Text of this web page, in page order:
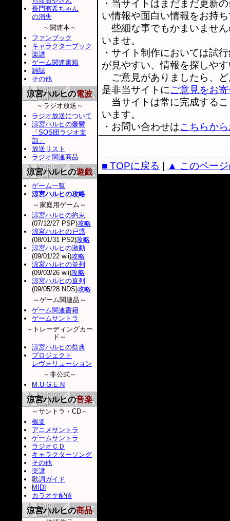
・当サイトはまだまだ更新
い情報や面白い情報をお持
些細な事でもかまいませ
いませ。
・サイト制作においては試
が見やすい、情報を探しや
ご意見がありましたら、
是非当サイトにご意見をお
当サイトは常に完成する
います。
・お問い合わせはこちらか
■ TOPに戻る | ▲ このペー
長門有希ちゃん
の消失
～関連本～
ファンブック
キャラクターブック
楽譜
ゲーム関連書籍
雑誌
その他
涼宮ハルヒの電波
～ラジオ放送～
ラジオ放送について
涼宮ハルヒの憂鬱
「SOS団ラジオ支
部」
放送リスト
ラジオ関連商品
涼宮ハルヒの遊戯
ゲーム一覧
涼宮ハルヒの攻略
～家庭用ゲーム～
涼宮ハルヒの約束
(07/12/27 PSP)攻略
涼宮ハルヒの戸惑
(08/01/31 PS2)攻略
涼宮ハルヒの激動
(09/01/22 wii)攻略
涼宮ハルヒの並列
(09/03/26 wii)攻略
涼宮ハルヒの直列
(09/05/28 NDS)攻略
～ゲーム関連品～
ゲーム関連書籍
ゲームサントラ
～トレーディングカー
ド～
涼宮ハルヒの祭典
プロジェクト
レヴォリューション
～非公式～
M.U.G.E.N
涼宮ハルヒの音楽
～サントラ・CD～
概要
アニメサントラ
ゲームサントラ
ラジオＣＤ
キャラクターソング
その他
楽譜
歌詞ガイド
MIDI
カラオケ配信
涼宮ハルヒの商品